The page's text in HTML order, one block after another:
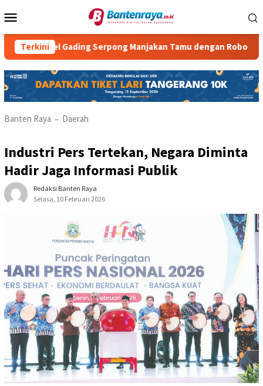
ke
Mobile
Terkini
Gading Serpong Manjakan Tamu dengan Robot Waiter
Banten Raya – Daerah
Industri Pers Tertekan, Negara Diminta
Hadir Jaga Informasi Publik
Redaksi Banten Raya
Selasa, 10 Februari 2026